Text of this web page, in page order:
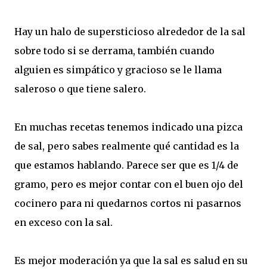
Hay un halo de supersticioso alrededor de la sal
sobre todo si se derrama, también cuando
alguien es simpático y gracioso se le llama
saleroso o que tiene salero.
En muchas recetas tenemos indicado una pizca
de sal, pero sabes realmente qué cantidad es la
que estamos hablando. Parece ser que es 1/4 de
gramo, pero es mejor contar con el buen ojo del
cocinero para ni quedarnos cortos ni pasarnos
en exceso con la sal.
Es mejor moderación ya que la sal es salud en su